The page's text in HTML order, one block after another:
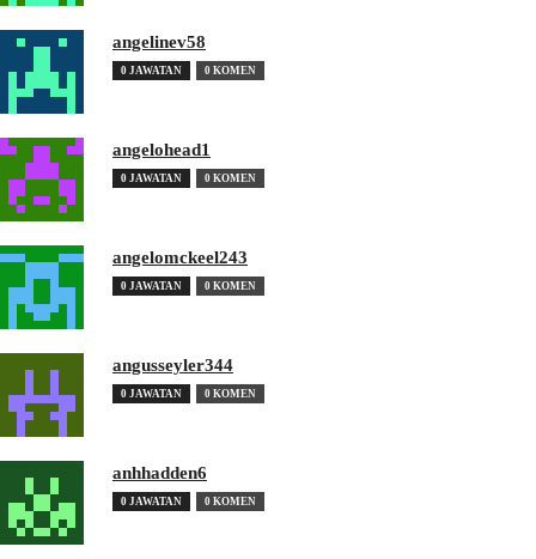
angelinev58
0 JAWATAN 0 KOMEN
angelohead1
0 JAWATAN 0 KOMEN
angelomckeel243
0 JAWATAN 0 KOMEN
angusseyler344
0 JAWATAN 0 KOMEN
anhhadden6
0 JAWATAN 0 KOMEN